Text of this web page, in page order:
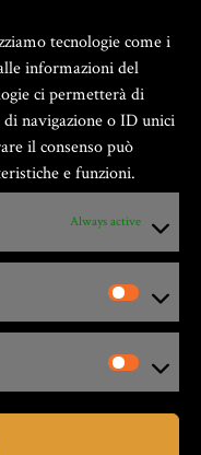
tecnologie come i
informazioni del
ci permetterà di
navigazione o ID unici
il consenso può
e funzioni.
Always active
S.a.S. –
Ligure (SV)